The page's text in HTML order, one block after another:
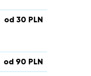
od 30 PLN
od 90 PLN